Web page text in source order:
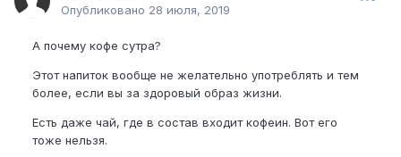
Опубликовано 28 июля, 2019
А почему кофе сутра?
Этот напиток вообще не желательно употреблять и тем
более, если вы за здоровый образ жизни.
Есть даже чай, где в состав входит кофеин. Вот его
тоже нельзя.